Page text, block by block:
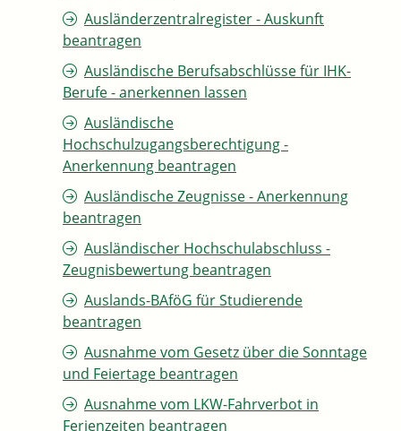
Ausländerzentralregister - Auskunft
beantragen
Ausländische Berufsabschlüsse für IHK-
Berufe - anerkennen lassen
Ausländische
Hochschulzugangsberechtigung -
Anerkennung beantragen
Ausländische Zeugnisse - Anerkennung
beantragen
Ausländischer Hochschulabschluss -
Zeugnisbewertung beantragen
Auslands-BAföG für Studierende
beantragen
Ausnahme vom Gesetz über die Sonntage
und Feiertage beantragen
Ausnahme vom LKW-Fahrverbot in
Ferienzeiten beantragen